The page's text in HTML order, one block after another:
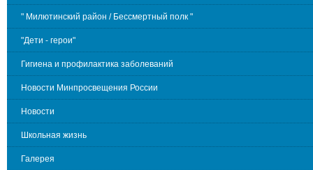
" Милютинский район / Бессмертный полк "
"Дети - герои"
Гигиена и профилактика заболеваний
Новости Минпросвещения России
Новости
Школьная жизнь
Галерея